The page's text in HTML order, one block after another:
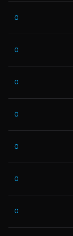
0
0
0
0
0
0
0